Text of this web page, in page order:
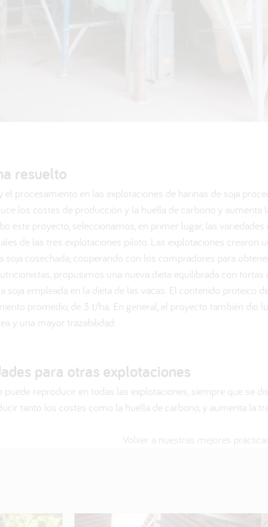
resuelto
el procesamiento en las explotaciones de harinas de soja
los costes de producción y la huella de carbono y aumenta
este proyecto, seleccionamos, en primer lugar, las
de las tres explotaciones piloto. Las explotaciones crearon
soja cosechada, cooperando con los compradores para
propusimos una nueva dieta equilibrada con tortas
soja empleada en la dieta de las vacas. El contenido proteico
promedio, de 3 t/ha. En general, el proyecto también dio
y una mayor trazabilidad.
para otras explotaciones
puede reproducir en todas las explotaciones, siempre que se
tanto los costes como la huella de carbono, y aumenta la
Volver a nuestras mejores prácticas